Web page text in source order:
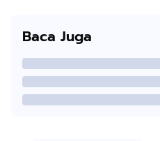
Baca Juga